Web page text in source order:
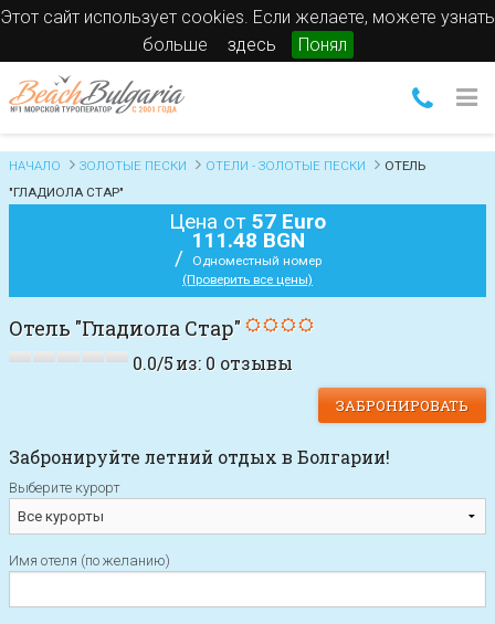
Этот сайт использует cookies. Если желаете, можете узнать
больше
здесь Понял
НАЧАЛО ЗОЛОТЫЕ ПЕСКИ ОТЕЛИ - ЗОЛОТЫЕ ПЕСКИ
ОТЕЛЬ
"ГЛАДИОЛА СТАР"
Цена от 57 Euro
111.48 BGN
/
Одноместный номер
(Проверить все цены)
Отель "Гладиола Стар"
0.0/5из:0 отзывы
ЗАБРОНИРОВАТЬ
Забронируйте летний отдых в Болгарии!
Выберите курорт
Имя отеля (по желанию)